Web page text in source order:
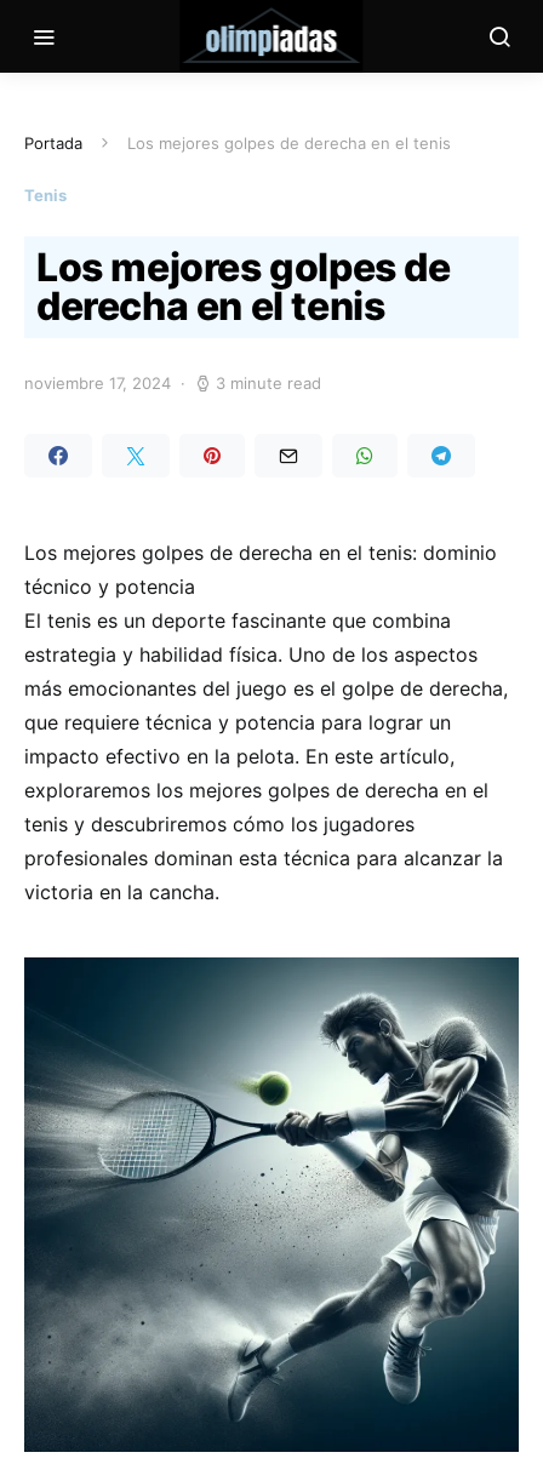
Portada Los mejores golpes de derecha en el tenis
Tenis
Los mejores golpes de
derecha en el tenis
noviembre 17, 2024 3 minute read
Los mejores golpes de derecha en el tenis: dominio
técnico y potencia
El tenis es un deporte fascinante que combina
estrategia y habilidad física. Uno de los aspectos
más emocionantes del juego es el golpe de derecha,
que requiere técnica y potencia para lograr un
impacto efectivo en la pelota. En este artículo,
exploraremos los mejores golpes de derecha en el
tenis y descubriremos cómo los jugadores
profesionales dominan esta técnica para alcanzar la
victoria en la cancha.